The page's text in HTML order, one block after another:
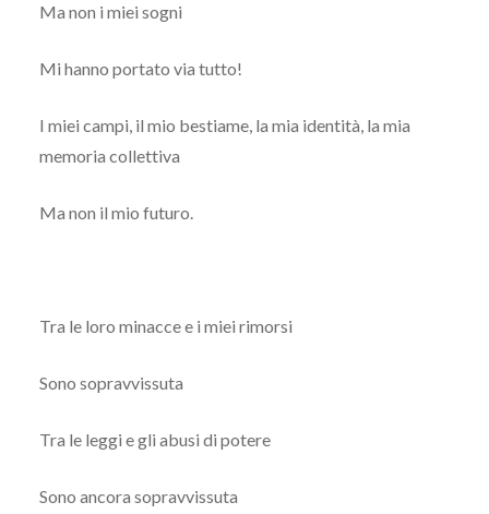
Ma non i miei sogni
Mi hanno portato via tutto!
I miei campi, il mio bestiame, la mia identità, la mia
memoria collettiva
Ma non il mio futuro.
Tra le loro minacce e i miei rimorsi
Sono sopravvissuta
Tra le leggi e gli abusi di potere
Sono ancora sopravvissuta